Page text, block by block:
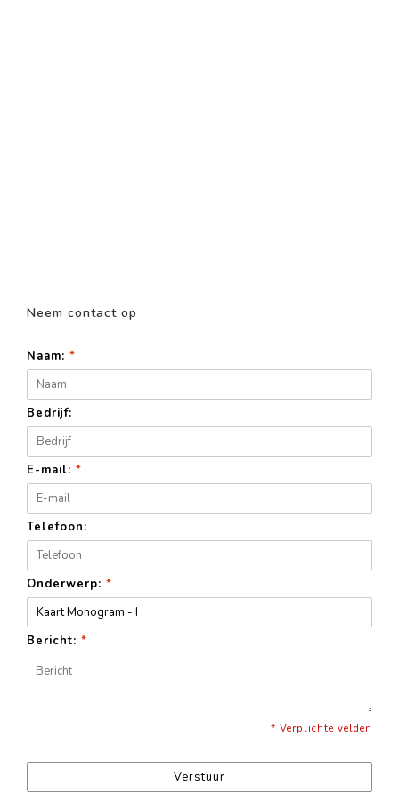
Neem contact op
Naam: *
Bedrijf:
E-mail: *
Telefoon:
Onderwerp: *
Bericht: *
* Verplichte velden
Verstuur